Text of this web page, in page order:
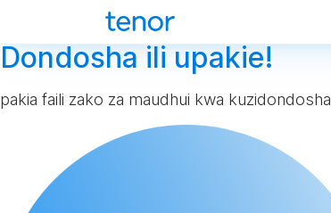
Dondosha ili upakie!
pakia faili zako za maudhui kwa